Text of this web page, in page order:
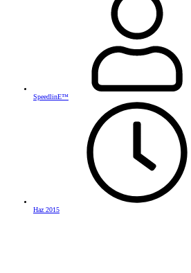
SpeedlinE™
Haz 2015